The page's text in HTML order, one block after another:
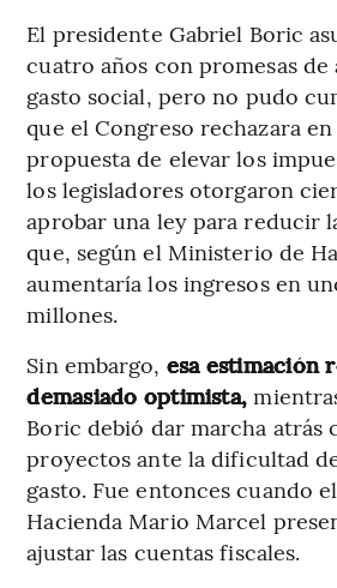
El presidente Gabriel Boric
cuatro años con promesas
gasto social, pero no pudo
que el Congreso rechazara
propuesta de elevar los
los legisladores otorgaron
aprobar una ley para reducir
que, según el Ministerio de
aumentaría los ingresos en
millones.
Sin embargo, esa estimación
demasiado optimista,
Boric debió dar marcha atrás
proyectos ante la dificultad
gasto. Fue entonces cuando
Hacienda Mario Marcel
ajustar las cuentas fiscales.